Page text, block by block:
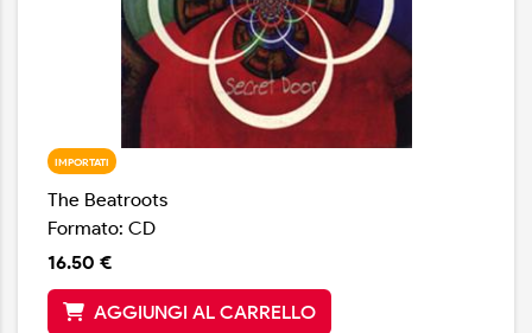
IMPORTATI
The Beatroots
Formato: CD
16.50 €
AGGIUNGI AL CARRELLO